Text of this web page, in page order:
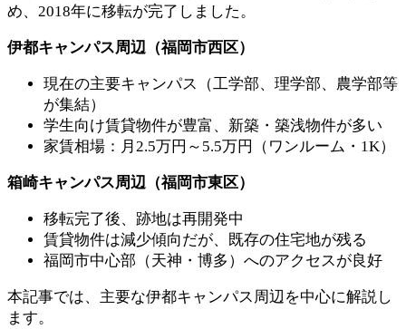
め、2018年に移転が完了しました。
伊都キャンパス周辺（福岡市西区）
現在の主要キャンパス（工学部、理学部、農学部等
が集結）
学生向け賃貸物件が豊富、新築・築浅物件が多い
家賃相場：月2.5万円～5.5万円（ワンルーム・1K）
箱崎キャンパス周辺（福岡市東区）
移転完了後、跡地は再開発中
賃貸物件は減少傾向だが、既存の住宅地が残る
福岡市中心部（天神・博多）へのアクセスが良好
本記事では、主要な伊都キャンパス周辺を中心に解説し
ます。